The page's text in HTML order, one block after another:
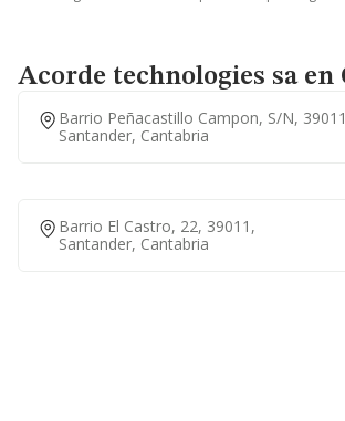
Acorde technologies sa en
Barrio Peñacastillo Campon, S/n,
Santander, Cantabria
Barrio El Castro, 22, 39011,
Santander, Cantabria